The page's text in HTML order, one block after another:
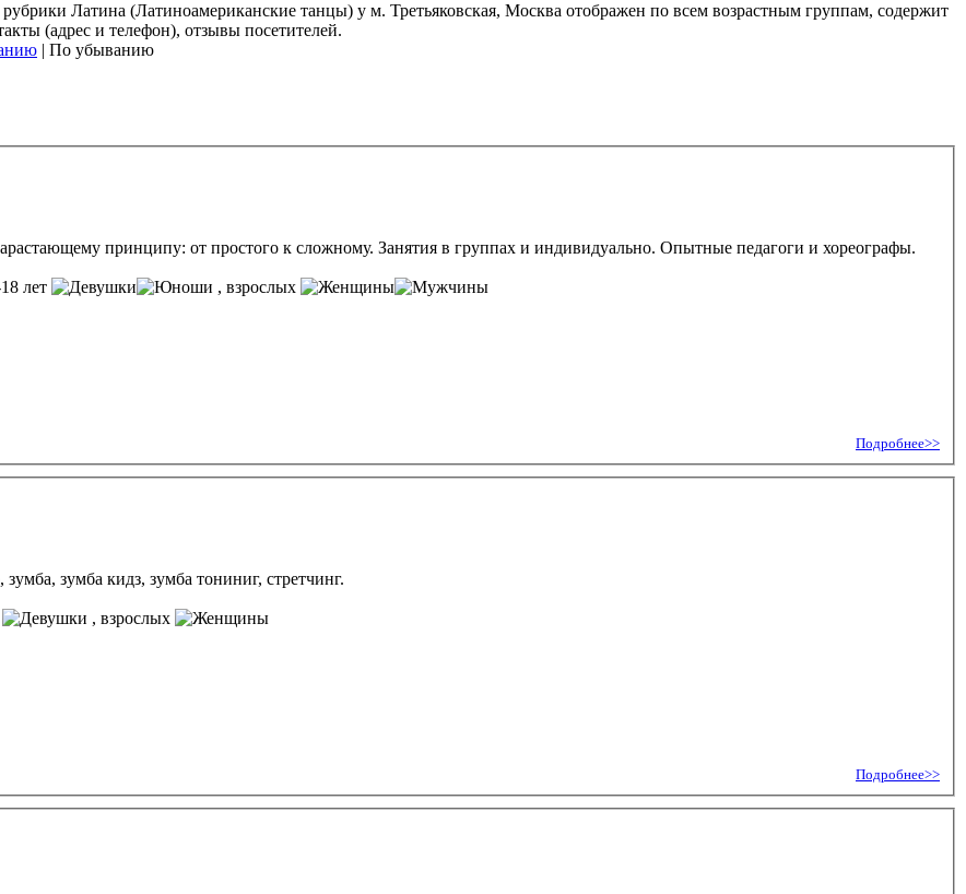
Латина (Латиноамериканские танцы) у м. Третьяковская, Москва отображен по всем возрастным группам, содержит
(адрес и телефон), отзывы посетителей.
| По убыванию
принципу: от простого к сложному. Занятия в группах и индивидуально. Опытные педагоги и хореографы.
лет , взрослых
Подробнее>>
зумба кидз, зумба тониниг, стретчинг.
, взрослых
Подробнее>>